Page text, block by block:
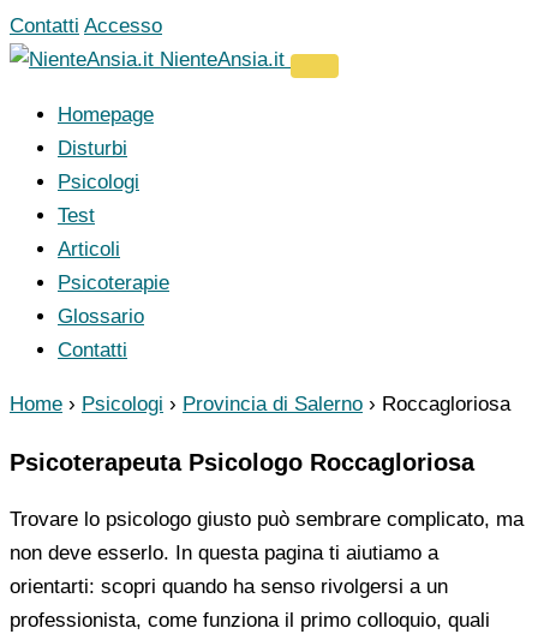
Vai
al
Contatti Accesso
NienteAnsia.it
Homepage
Disturbi
Psicologi
Test
Articoli
Psicoterapie
Glossario
Contatti
Home › Psicologi › Provincia di Salerno › Roccagloriosa
Psicoterapeuta Psicologo Roccagloriosa
Trovare lo psicologo giusto può sembrare complicato, ma
non deve esserlo. In questa pagina ti aiutiamo a
orientarti: scopri quando ha senso rivolgersi a un
professionista, come funziona il primo colloquio, quali